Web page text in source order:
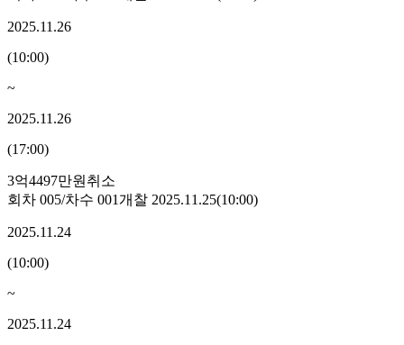
2025.11.26
(10:00)
~
2025.11.26
(17:00)
3억4497만원 취소
회차 005/차수 001개찰 2025.11.25(10:00)
2025.11.24
(10:00)
~
2025.11.24